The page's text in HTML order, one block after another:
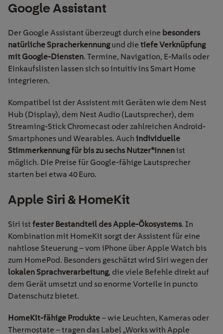
Google Assistant
Der Google Assistant überzeugt durch eine besonders
natürliche Spracherkennungund die tiefe Verknüpfung
mit Google-Diensten. Termine, Navigation, E-Mails oder
Einkaufslisten lassen sich so intuitiv ins Smart Home
integrieren.
Kompatibel ist der Assistent mit Geräten wie dem Nest
Hub (Display), dem Nest Audio (Lautsprecher), dem
Streaming-Stick Chromecast oder zahlreichen Android-
Smartphones und Wearables. Auch individuelle
Stimmerkennung für bis zu sechs Nutzer*innenist
möglich. Die Preise für Google-fähige Lautsprecher
starten bei etwa 40 Euro.
Apple Siri & HomeKit
Siri ist fester Bestandteil des Apple-Ökosystems. In
Kombination mit HomeKit sorgt der Assistent für eine
nahtlose Steuerung – vom iPhone über Apple Watch bis
zum HomePod. Besonders geschätzt wird Siri wegen der
lokalen Sprachverarbeitung, die viele Befehle direkt auf
dem Gerät umsetzt und so enorme Vorteile in puncto
Datenschutz bietet.
HomeKit-fähige Produkte– wie Leuchten, Kameras oder
Thermostate – tragen das Label „Works with Apple